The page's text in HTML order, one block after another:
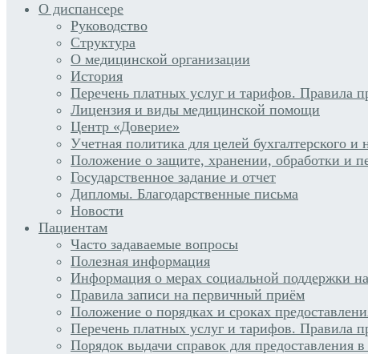
О диспансере
Руководство
Структура
О медицинской организации
История
Перечень платных услуг и тарифов. Правила
Лицензия и виды медицинской помощи
Центр «Доверие»
Учетная политика для целей бухгалтерского и
Положение о защите, хранении, обработки и
Государственное задание и отчет
Дипломы. Благодарственные письма
Новости
Пациентам
Часто задаваемые вопросы
Полезная информация
Информация о мерах социальной поддержки
Правила записи на первичный приём
Положение о порядках и сроках
Перечень платных услуг и тарифов. Правила
Порядок выдачи справок для предоставления